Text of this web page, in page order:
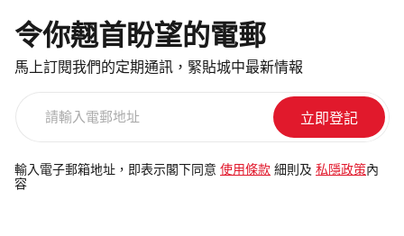
令你翹首盼望的電郵
馬上訂閱我們的定期通訊，緊貼城中最新情報
電
郵
輸入電子郵箱地址，即表示閣下同意 使用條款 細則及 私隱政策 內
容